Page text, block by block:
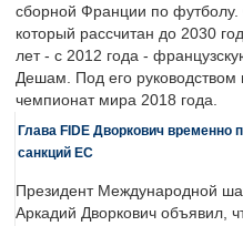
сборной Франции по футболу.
который рассчитан до 2030
лет - с 2012 года -
Дешам. Под его руководством
чемпионат мира 2018 года.
Глава FIDE Дворкович временно
санкций ЕС
Президент Международной
Аркадий Дворкович объявил,